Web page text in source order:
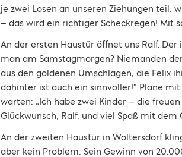
je zwei Losen an unseren Ziehungen teil,
– das wird ein richtiger Scheckregen! Mit
An der ersten Haustür öffnet uns Ralf.
man am Samstagmorgen? Niemanden
aus den goldenen Umschlägen, die Felix
dahinter ist auch ein sinnvoller!“ Pläne
warten: „Ich habe zwei Kinder – die
Glückwunsch, Ralf, und viel Spaß mit dem
An der zweiten Haustür in Woltersdorf
aber kein Problem: Sein Gewinn von